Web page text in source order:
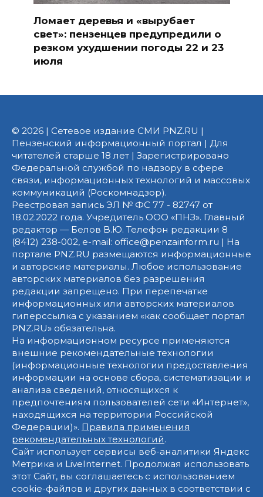
Ломает деревья и «вырубает
свет»: пензенцев предупредили о
резком ухудшении погоды 22 и 23
июля
© 2026 | Сетевое издание СМИ PNZ.RU |
Пензенский информационный портал | Для
читателей старше 18 лет | Зарегистрировано
Федеральной службой по надзору в сфере
связи, информационных технологий и массовых
коммуникаций (Роскомнадзор).
Реестровая запись ЭЛ № ФС 77 - 82747 от
18.02.2022 года. Учредитель ООО «ПНЗ». Главный
редактор — Белов В.Ю. Телефон редакции 8
(8412) 238-002, e-mail: office@penzainform.ru | На
портале PNZ.RU размещаются информационные
и авторские материалы. Любое использование
авторских материалов без разрешения
редакции запрещено. При перепечатке
информационных или авторских материалов
гиперссылка с указанием «как сообщает портал
PNZ.RU» обязательна.
На информационном ресурсе применяются
внешние рекомендательные технологии
(информационные технологии предоставления
информации на основе сбора, систематизации и
анализа сведений, относящихся к
предпочтениям пользователей сети «Интернет»,
находящихся на территории Российской
Федерации)». Правила применения
рекомендательных технологий.
Сайт использует сервисы веб-аналитики Яндекс
Метрика и LiveInternet. Продолжая использовать
этот Сайт, вы соглашаетесь с использованием
cookie-файлов и других данных в соответствии с